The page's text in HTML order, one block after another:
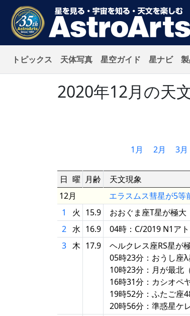
トピックス 天体写真 星空ガイド 星ナビ
2020年12月の天
1月
2月 3月
日 曜 月齢 天文現象
12月
エラスムス彗星が5等
1
火 15.9
おおぐま座T星が極大
2 水 16.9
04時：C/2019 N1ア
3 木 17.9
ヘルクレス座RS星が
05時23分：おうし座
10時23分：月が最北
16時31分：カシオペ
19時52分：ふたご座
20時56分：準惑星ケ